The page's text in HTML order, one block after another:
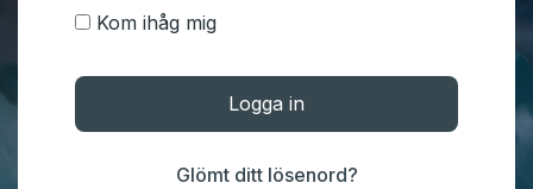
Kom ihåg mig
Logga in
Glömt ditt lösenord?